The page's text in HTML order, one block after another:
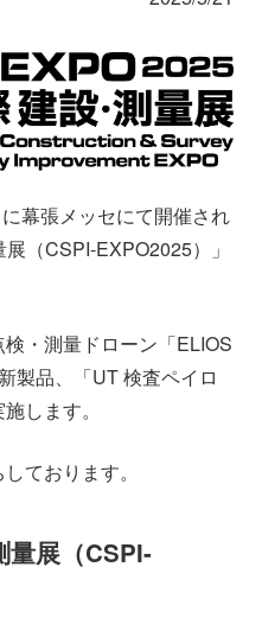
わせ
ニュース
資料ダウンロード
幕張メッセにて開催され
（CSPI-EXPO2025）」
・測量ドローン「ELIOS
製品、「UT 検査ペイロ
します。
ております。
量展（CSPI-